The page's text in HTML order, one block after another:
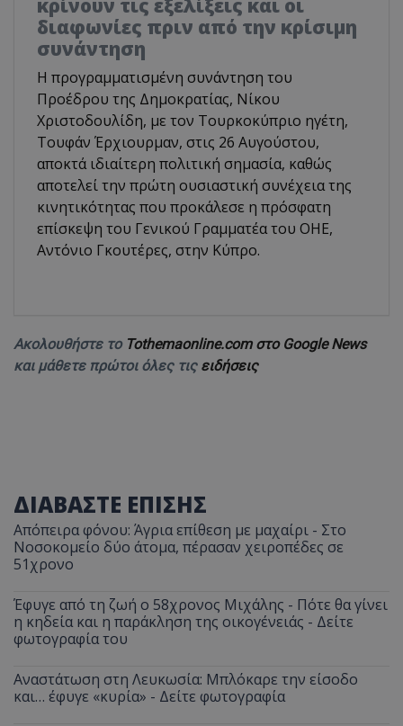
κρίνουν τις εξελίξεις και οι
διαφωνίες πριν από την κρίσιμη
συνάντηση
Η προγραμματισμένη συνάντηση του
Προέδρου της Δημοκρατίας, Νίκου
Χριστοδουλίδη, με τον Τουρκοκύπριο ηγέτη,
Τουφάν Έρχιουρμαν, στις 26 Αυγούστου,
αποκτά ιδιαίτερη πολιτική σημασία, καθώς
αποτελεί την πρώτη ουσιαστική συνέχεια της
κινητικότητας που προκάλεσε η πρόσφατη
επίσκεψη του Γενικού Γραμματέα του ΟΗΕ,
Αντόνιο Γκουτέρες, στην Κύπρο.
Ακολουθήστε το Tothemaonline.com στο Google News
και μάθετε πρώτοι όλες τις ειδήσεις
ΔΙΑΒΑΣΤΕ ΕΠΙΣΗΣ
Απόπειρα φόνου: Άγρια επίθεση με μαχαίρι - Στο
Νοσοκομείο δύο άτομα, πέρασαν χειροπέδες σε
51χρονο
Έφυγε από τη ζωή ο 58χρονος Μιχάλης - Πότε θα γίνει
η κηδεία και η παράκληση της οικογένειάς - Δείτε
φωτογραφία του
Αναστάτωση στη Λευκωσία: Μπλόκαρε την είσοδο
και… έφυγε «κυρία» - Δείτε φωτογραφία